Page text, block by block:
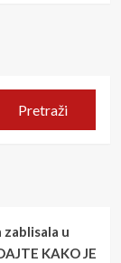
Pretraži
u
KAKO JE